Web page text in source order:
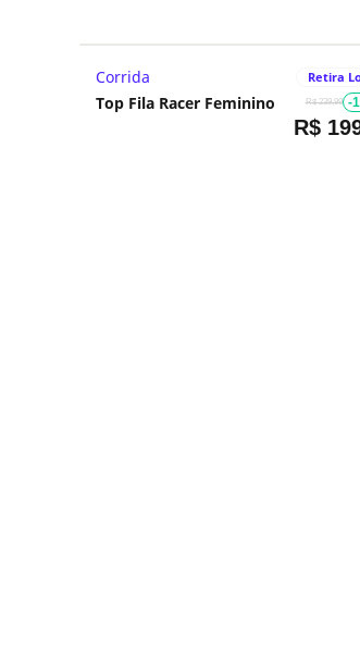
Corrida Retira
Top Fila Racer Feminino R$ 239,99 -
R$